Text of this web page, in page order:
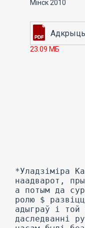
Мінск 2010
23.09 МБ
*Уладзіміра
наадварот,
а потым да
ролю $
адыграў і той
даследванні